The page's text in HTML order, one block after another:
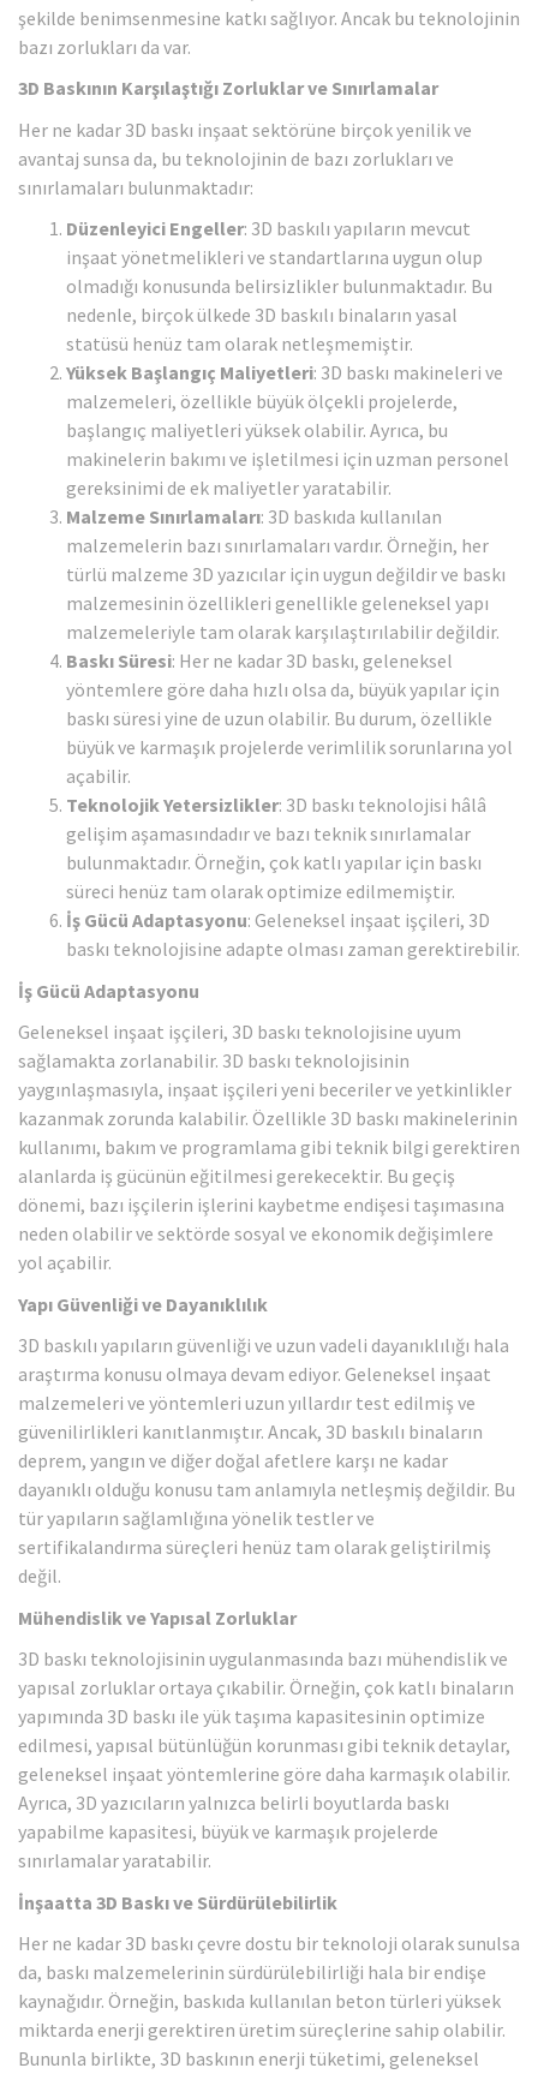
şekilde benimsenmesine katkı sağlıyor. Ancak bu teknolojinin
bazı zorlukları da var.
3D Baskının Karşılaştığı Zorluklar ve Sınırlamalar
Her ne kadar 3D baskı inşaat sektörüne birçok yenilik ve
avantaj sunsa da, bu teknolojinin de bazı zorlukları ve
sınırlamaları bulunmaktadır:
Düzenleyici Engeller: 3D baskılı yapıların mevcut
inşaat yönetmelikleri ve standartlarına uygun olup
olmadığı konusunda belirsizlikler bulunmaktadır. Bu
nedenle, birçok ülkede 3D baskılı binaların yasal
statüsü henüz tam olarak netleşmemiştir.
Yüksek Başlangıç Maliyetleri: 3D baskı makineleri ve
malzemeleri, özellikle büyük ölçekli projelerde,
başlangıç maliyetleri yüksek olabilir. Ayrıca, bu
makinelerin bakımı ve işletilmesi için uzman personel
gereksinimi de ek maliyetler yaratabilir.
Malzeme Sınırlamaları: 3D baskıda kullanılan
malzemelerin bazı sınırlamaları vardır. Örneğin, her
türlü malzeme 3D yazıcılar için uygun değildir ve baskı
malzemesinin özellikleri genellikle geleneksel yapı
malzemeleriyle tam olarak karşılaştırılabilir değildir.
Baskı Süresi: Her ne kadar 3D baskı, geleneksel
yöntemlere göre daha hızlı olsa da, büyük yapılar için
baskı süresi yine de uzun olabilir. Bu durum, özellikle
büyük ve karmaşık projelerde verimlilik sorunlarına yol
açabilir.
Teknolojik Yetersizlikler: 3D baskı teknolojisi hâlâ
gelişim aşamasındadır ve bazı teknik sınırlamalar
bulunmaktadır. Örneğin, çok katlı yapılar için baskı
süreci henüz tam olarak optimize edilmemiştir.
İş Gücü Adaptasyonu: Geleneksel inşaat işçileri, 3D
baskı teknolojisine adapte olması zaman gerektirebilir.
İş Gücü Adaptasyonu
Geleneksel inşaat işçileri, 3D baskı teknolojisine uyum
sağlamakta zorlanabilir. 3D baskı teknolojisinin
yaygınlaşmasıyla, inşaat işçileri yeni beceriler ve yetkinlikler
kazanmak zorunda kalabilir. Özellikle 3D baskı makinelerinin
kullanımı, bakım ve programlama gibi teknik bilgi gerektiren
alanlarda iş gücünün eğitilmesi gerekecektir. Bu geçiş
dönemi, bazı işçilerin işlerini kaybetme endişesi taşımasına
neden olabilir ve sektörde sosyal ve ekonomik değişimlere
yol açabilir.
Yapı Güvenliği ve Dayanıklılık
3D baskılı yapıların güvenliği ve uzun vadeli dayanıklılığı hala
araştırma konusu olmaya devam ediyor. Geleneksel inşaat
malzemeleri ve yöntemleri uzun yıllardır test edilmiş ve
güvenilirlikleri kanıtlanmıştır. Ancak, 3D baskılı binaların
deprem, yangın ve diğer doğal afetlere karşı ne kadar
dayanıklı olduğu konusu tam anlamıyla netleşmiş değildir. Bu
tür yapıların sağlamlığına yönelik testler ve
sertifikalandırma süreçleri henüz tam olarak geliştirilmiş
değil.
Mühendislik ve Yapısal Zorluklar
3D baskı teknolojisinin uygulanmasında bazı mühendislik ve
yapısal zorluklar ortaya çıkabilir. Örneğin, çok katlı binaların
yapımında 3D baskı ile yük taşıma kapasitesinin optimize
edilmesi, yapısal bütünlüğün korunması gibi teknik detaylar,
geleneksel inşaat yöntemlerine göre daha karmaşık olabilir.
Ayrıca, 3D yazıcıların yalnızca belirli boyutlarda baskı
yapabilme kapasitesi, büyük ve karmaşık projelerde
sınırlamalar yaratabilir.
İnşaatta 3D Baskı ve Sürdürülebilirlik
Her ne kadar 3D baskı çevre dostu bir teknoloji olarak sunulsa
da, baskı malzemelerinin sürdürülebilirliği hala bir endişe
kaynağıdır. Örneğin, baskıda kullanılan beton türleri yüksek
miktarda enerji gerektiren üretim süreçlerine sahip olabilir.
Bununla birlikte, 3D baskının enerji tüketimi, geleneksel